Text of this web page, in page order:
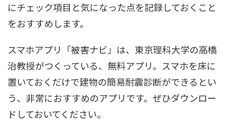
にチェック項目と気になった点を記録しておくこと
をおすすめします。
スマホアプリ「被害ナビ」は、東京理科大学の高橋
治教授がつくっている、無料アプリ。スマホを床に
置いておくだけで建物の簡易耐震診断ができるとい
う、非常におすすめのアプリです。ぜひダウンロー
ドしておいてください。